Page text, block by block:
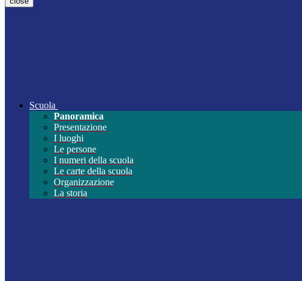
Scuola
Panoramica
Presentazione
I luoghi
Le persone
I numeri della scuola
Le carte della scuola
Organizzazione
La storia